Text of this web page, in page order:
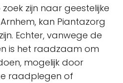
zijn naar geestelijke
kan Piantazorg
Echter, vanwege de
is het raadzaam om
mogelijk door
raadplegen of